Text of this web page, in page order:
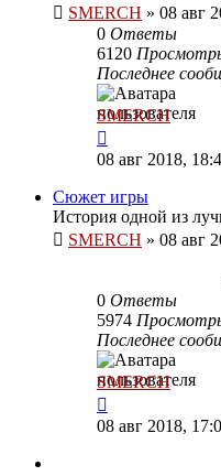
SMERCH » 08 авг
0 Ответы
6120
Последнее
SMERCH
08 авг 2018,
Сюжет игры
История одной из
SMERCH » 08 авг
0 Ответы
5974
Последнее
SMERCH
08 авг 2018,